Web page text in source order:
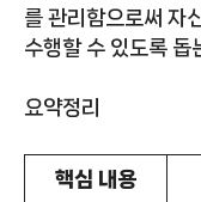
를 관리함으로써 자
수행할 수 있도록 돕
요약정리
핵심 내용